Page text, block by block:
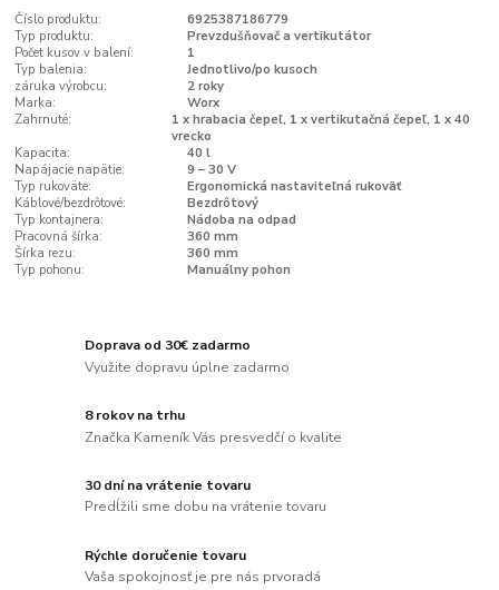
Číslo produktu:
6925387186779
Typ produktu:
Prevzdušňovač a vertikutátor
Počet kusov v balení:
1
Typ balenia:
Jednotlivo/po kusoch
záruka výrobcu:
2 roky
Marka:
Worx
Zahrnuté:
1 x hrabacia čepeľ, 1 x vertikutačná čepeľ, 1 x 40
vrecko
Kapacita:
40 l
Napájacie napätie:
9 – 30 V
Typ rukoväte:
Ergonomická nastaviteľná rukoväť
Káblové/bezdrôtové:
Bezdrôtový
Typ kontajnera:
Nádoba na odpad
Pracovná šírka:
360 mm
Šírka rezu:
360 mm
Typ pohonu:
Manuálny pohon
Doprava od 30€ zadarmo
Využite dopravu úplne zadarmo
8 rokov na trhu
Značka Kameník Vás presvedčí o kvalite
30 dní na vrátenie tovaru
Predĺžili sme dobu na vrátenie tovaru
Rýchle doručenie tovaru
Vaša spokojnosť je pre nás prvoradá